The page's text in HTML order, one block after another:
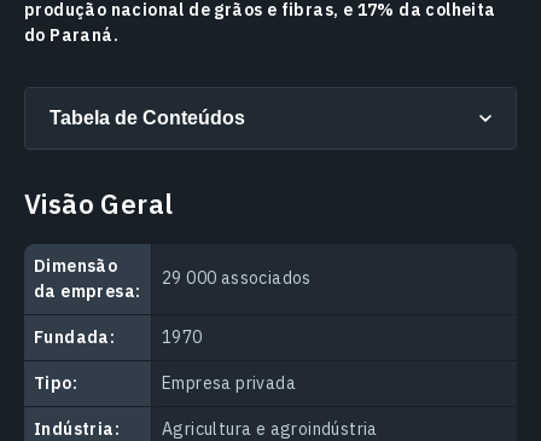
produção nacional de grãos e fibras, e 17% da colheita
do Paraná.
Tabela de Conteúdos
Visão Geral
Dimensão
da empresa:
29 000 associados
Fundada: 1970
Tipo: Empresa privada
Indústria: Agricultura e agroindústria